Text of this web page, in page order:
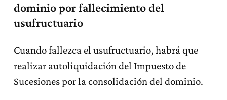
dominio por fallecimiento del
usufructuario
Cuando fallezca el usufructuario, habrá que
realizar autoliquidación del Impuesto de
Sucesiones por la consolidación del dominio.